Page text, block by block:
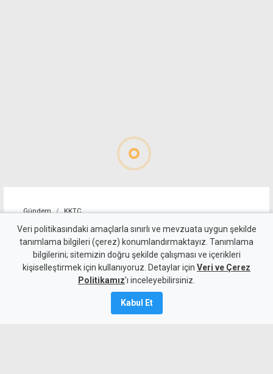
Gündem KKTC
10 kişi kalan Beşiktaş'tan
altın değerinde galibiyet
Veri politikasındaki amaçlarla sınırlı ve mevzuata uygun şekilde
tanımlama bilgileri (çerez) konumlandırmaktayız. Tanımlama
bilgilerini; sitemizin doğru şekilde çalışması ve içerikleri
kişiselleştirmek için kullanıyoruz. Detaylar için Veri ve Çerez
Politikamız'ı inceleyebilirsiniz.
Kabul Et